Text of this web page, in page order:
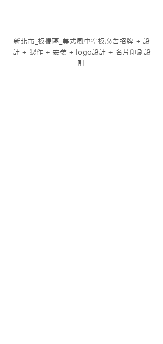
新北市_板橋區_美式風中空板廣告招牌 + 設
計 + 製作 + 安裝 + logo設計 + 名片印刷設
計